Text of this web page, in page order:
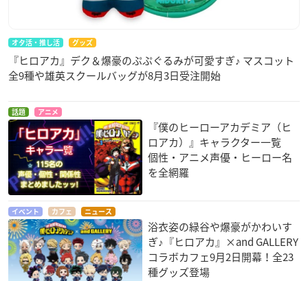
オタ活・推し活 グッズ
『ヒロアカ』デク＆爆豪のぷぷぐるみが可愛すぎ♪ マスコット
全9種や雄英スクールバッグが8月3日受注開始
話題 アニメ
『僕のヒーローアカデミア（ヒ
ロアカ）』キャラクター一覧
個性・アニメ声優・ヒーロー名
を全網羅
イベント カフェ ニュース
浴衣姿の緑谷や爆豪がかわいす
ぎ♪『ヒロアカ』×and GALLERY
コラボカフェ9月2日開幕！全23
種グッズ登場